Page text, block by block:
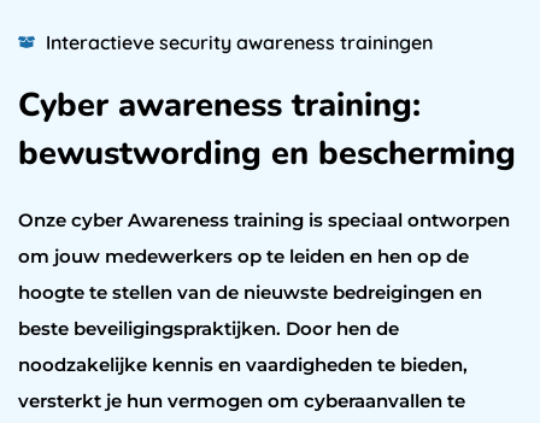
Interactieve security awareness trainingen
Cyber awareness training:
bewustwording en bescherming
Onze cyber Awareness training is speciaal ontworpen
om jouw medewerkers op te leiden en hen op de
hoogte te stellen van de nieuwste bedreigingen en
beste beveiligingspraktijken. Door hen de
noodzakelijke kennis en vaardigheden te bieden,
versterkt je hun vermogen om cyberaanvallen te